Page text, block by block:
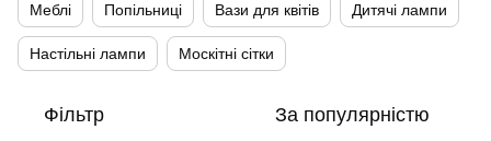
Меблі Попільниці Вази для квітів Дитячі лампи
Настільні лампи Москітні сітки
Фільтр За популярністю